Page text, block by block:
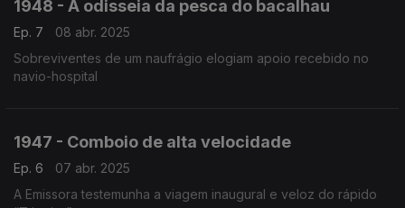
1948 - A odisseia da pesca do bacalhau
Ep. 7
08 abr. 2025
Sobreviventes de um naufrágio elogiam apoio recebido no
navio-hospital
1947 - Comboio de alta velocidade
Ep. 6
07 abr. 2025
A Emissora testemunha a viagem inaugural e veloz do rápido